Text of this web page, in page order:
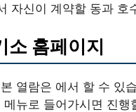
자신이 계약할 동과 호
소 홈페이지
열람은 에서 할 수 있
메뉴로 들어가시면 진